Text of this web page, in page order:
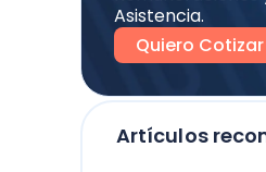
Artículos
Asistencia.
Quiero Cotizar